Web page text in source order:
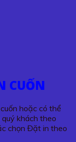
CUỐN
hoặc có thể
khách theo
chọn Đặt in theo